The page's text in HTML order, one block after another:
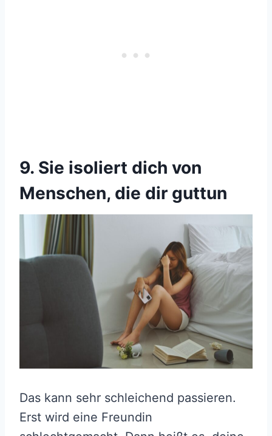
9. Sie isoliert dich von
Menschen, die dir guttun
Das kann sehr schleichend passieren.
Erst wird eine Freundin